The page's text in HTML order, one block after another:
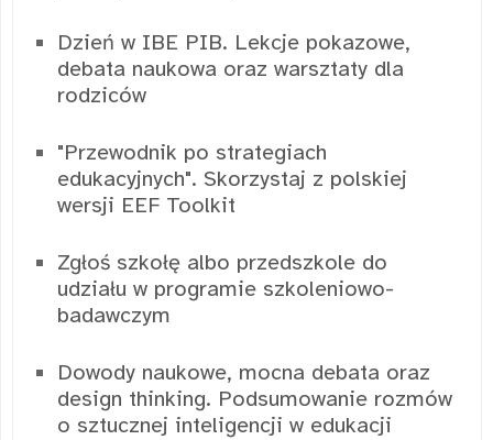
Dzień w IBE PIB. Lekcje pokazowe,
debata naukowa oraz warsztaty dla
rodziców
"Przewodnik po strategiach
edukacyjnych". Skorzystaj z polskiej
wersji EEF Toolkit
Zgłoś szkołę albo przedszkole do
udziału w programie szkoleniowo-
badawczym
Dowody naukowe, mocna debata oraz
design thinking. Podsumowanie rozmów
o sztucznej inteligencji w edukacji